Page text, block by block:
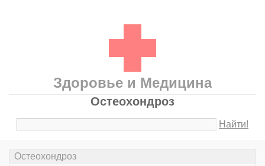
Здоровье и Медицина
Остеохондроз
Найти!
Остеохондроз